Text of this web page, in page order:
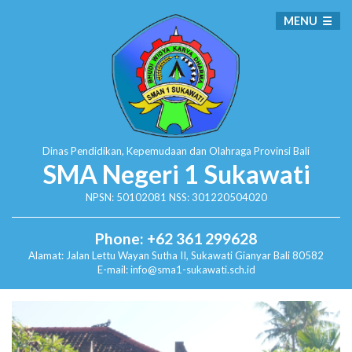
Dinas Pendidikan, Kepemudaan dan Olahraga Provinsi Bali
SMA Negeri 1 Sukawati
NPSN: 50102081 NSS: 301220504020
Phone: +62 361 299628
Alamat: Jalan Lettu Wayan Sutha II, SukawatiGianyar Bali 80582
E-mail: info@sma1-sukawati.sch.id
MENU